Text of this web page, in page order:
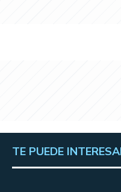
TE PUEDE